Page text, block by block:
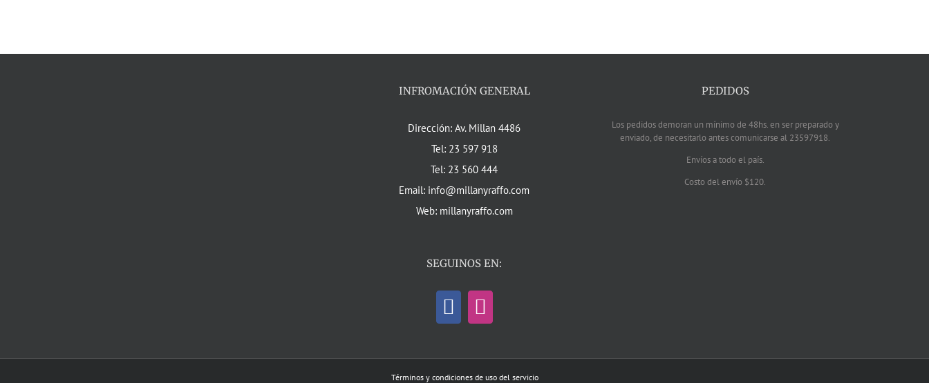
INFROMACIÓN GENERAL
Dirección: Av. Millan 4486
Tel: 23 597 918
Tel: 23 560 444
Email: info@millanyraffo.com
Web: millanyraffo.com
SEGUINOS EN:
PEDIDOS
Los pedidos demoran un mínimo de 48hs. en ser preparado y
enviado, de necesitarlo antes comunicarse al 23597918.
Envíos a todo el país.
Costo del envío $120.
Términos y condiciones de uso del servicio